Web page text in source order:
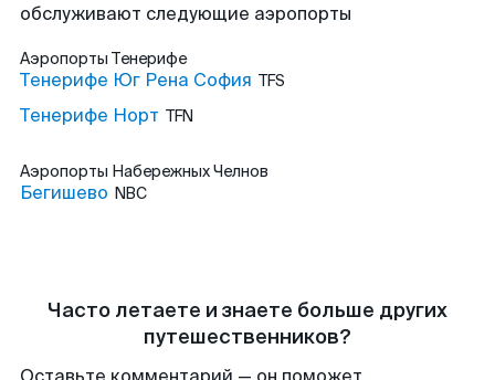
обслуживают следующие аэропорты
Аэропорты Тенерифе
Тенерифе Юг Рена София TFS
Тенерифе Норт TFN
Аэропорты Набережных Челнов
Бегишево NBC
Часто летаете и знаете больше других
путешественников?